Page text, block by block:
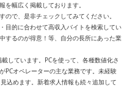
を幅広く掲載しております。
で、是非チェックしてみてください。
目的に合わせて高収入バイトを検索してい
するのが得意！等、自分の長所にあった業
しています。PCを使って、各種数値化さ
PCオペレーターの主な業務です。未経験
込めます。新着求人情報も続々追加して